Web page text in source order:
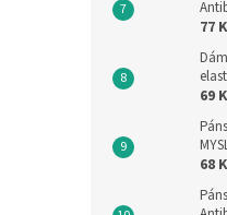
77
69
68